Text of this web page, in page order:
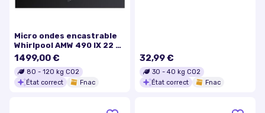
Micro ondes encastrable
Whirlpool AMW 490 IX 22 L
Argent
1499,00 €
80 - 120 kg CO2
État correct
Fnac
32,99 €
30 - 40 kg CO2
État correct
Fnac